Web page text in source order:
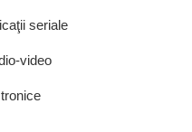
seriale
video